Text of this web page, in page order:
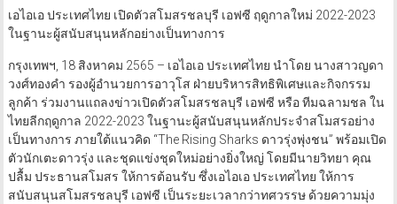
เอไอเอ ประเทศไทย เปิดตัวสโมสรชลบุรี เอฟซี ฤดูกาลใหม่ 2022-2023
ในฐานะผู้สนับสนุนหลักอย่างเป็นทางการ
กรุงเทพฯ, 18 สิงหาคม 2565 – เอไอเอ ประเทศไทย นำโดย นางสาวญดา
วงศ์ทองคำ รองผู้อำนวยการอาวุโส ฝ่ายบริหารสิทธิพิเศษและกิจกรรม
ลูกค้า ร่วมงานแถลงข่าวเปิดตัวสโมสรชลบุรี เอฟซี หรือ ทีมฉลามชล ใน
ไทยลีกฤดูกาล 2022-2023 ในฐานะผู้สนับสนุนหลักประจำสโมสรอย่าง
เป็นทางการ ภายใต้แนวคิด “The Rising Sharks ดาวรุ่งพุ่งชน” พร้อมเปิด
ตัวนักเตะดาวรุ่ง และชุดแข่งชุดใหม่อย่างยิ่งใหญ่ โดยมีนายวิทยา คุณ
ปลื้ม ประธานสโมสร ให้การต้อนรับ ซึ่งเอไอเอ ประเทศไทย ให้การ
สนับสนุนสโมสรชลบุรี เอฟซี เป็นระยะเวลากว่าทศวรรษ ด้วยความมุ่ง